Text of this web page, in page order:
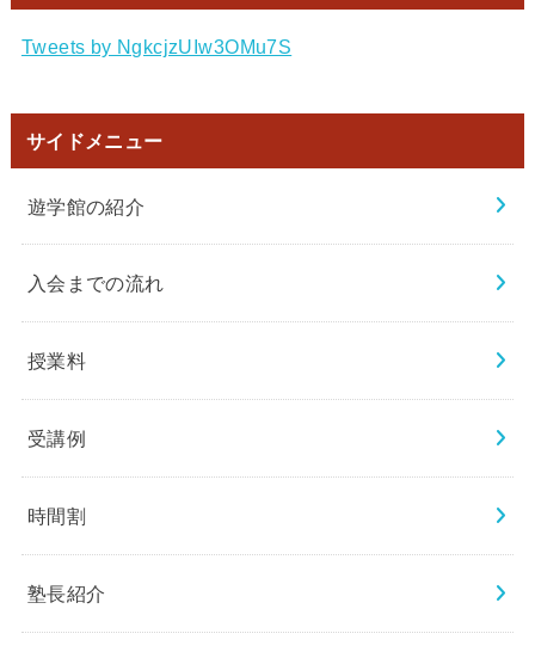
Tweets by NgkcjzUIw3OMu7S
サイドメニュー
遊学館の紹介
入会までの流れ
授業料
受講例
時間割
塾長紹介